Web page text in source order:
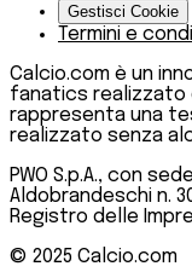
Gestisci Cookie
Termini e
Calcio.com è un
fanatics realizzato
rappresenta una
realizzato senza
PWO S.p.A., con
Aldobrandeschi n.
Registro delle
© 2025 Calcio.com